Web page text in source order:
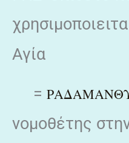
Αγία
=
νομοθέτης